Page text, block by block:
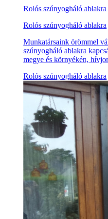
Rolós szúnyogháló ablakra
Rolós szúnyogháló ablakra
Munkatársaink örömmel
szúnyogháló ablakra
megye és környékén,
Rolós szúnyogháló ablakra